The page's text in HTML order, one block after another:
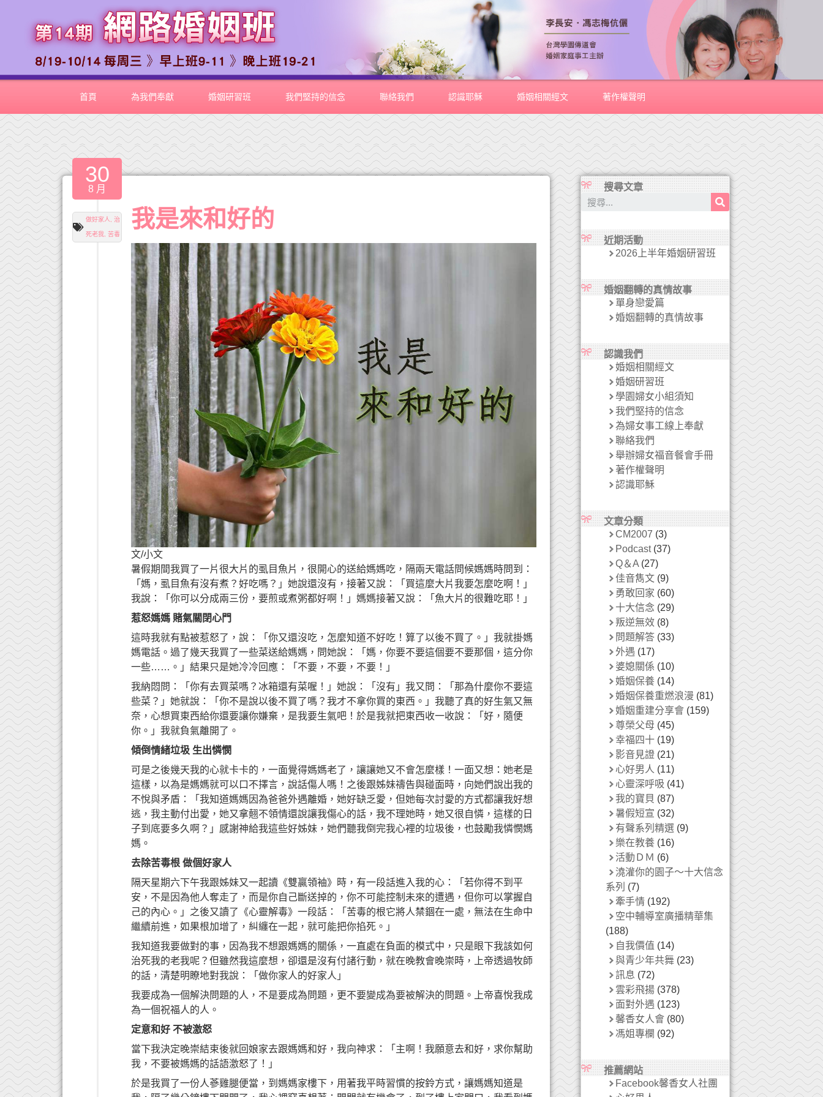
首頁 為我們奉獻 婚姻研習班 我們堅持的信念 聯絡我們 認識耶穌 婚姻相關經文 著作權聲明
30
8 月
做好家人 ,治
死老我 ,苦毒
我是來和好的
文/小文
暑假期間我買了一片很大片的虱目魚片，很開心的送給媽媽吃，隔兩天電話問候媽媽時問到：
「媽，虱目魚有沒有煮？好吃嗎？」她說還沒有，接著又說：「買這麼大片我要怎麼吃啊！」
我說：「你可以分成兩三份，要煎或煮粥都好啊！」媽媽接著又說：「魚大片的很難吃耶！」
惹怒媽媽 賭氣關閉心門
這時我就有點被惹怒了，說：「你又還沒吃，怎麼知道不好吃！算了以後不買了。」我就掛媽
媽電話。過了幾天我買了一些菜送給媽媽，問她說：「媽，你要不要這個要不要那個，這分你
一些……。」結果只是她冷冷回應：「不要，不要，不要！」
我納悶問：「你有去買菜嗎？冰箱還有菜喔！」她說：「沒有」我又問：「那為什麼你不要這
些菜？」她就說：「你不是說以後不買了嗎？我才不拿你買的東西。」我聽了真的好生氣又無
奈，心想買東西給你還要讓你嫌棄，是我要生氣吧！於是我就把東西收一收說：「好，隨便
你。」我就負氣離開了。
傾倒情緒垃圾 生出憐憫
可是之後幾天我的心就卡卡的，一面覺得媽媽老了，讓讓她又不會怎麼樣！一面又想：她老是
這樣，以為是媽媽就可以口不擇言，說話傷人嗎！之後跟姊妹禱告與碰面時，向她們說出我的
不悅與矛盾：「我知道媽媽因為爸爸外遇離婚，她好缺乏愛，但她每次討愛的方式都讓我好想
逃，我主動付出愛，她又拿翹不領情還說讓我傷心的話，我不理她時，她又很自憐，這樣的日
子到底要多久啊？」感謝神給我這些好姊妹，她們聽我倒完我心裡的垃圾後，也鼓勵我憐憫媽
媽。
去除苦毒根做個好家人
隔天星期六下午我跟姊妹又一起讀《雙贏領袖》時，有一段話進入我的心：「若你得不到平
安，不是因為他人奪走了，而是你自己斷送掉的，你不可能控制未來的遭遇，但你可以掌握自
己的內心。」之後又讀了《心靈解毒》一段話：「苦毒的根它將人禁錮在一處，無法在生命中
繼續前進，如果根加增了，糾纏在一起，就可能把你掐死。」
我知道我要做對的事，因為我不想跟媽媽的關係，一直處在負面的模式中，只是眼下我該如何
治死我的老我呢？但雖然我這麼想，卻還是沒有付諸行動，就在晚教會晚崇時，上帝透過牧師
的話，清楚明瞭地對我說：「做你家人的好家人」
我要成為一個解決問題的人，不是要成為問題，更不要變成為要被解決的問題。上帝喜悅我成
為一個祝福人的人。
定意和好不被激怒
當下我決定晚崇結束後就回娘家去跟媽媽和好，我向神求：「主啊！我願意去和好，求你幫助
我，不要被媽媽的話語激怒了！」
於是我買了一份人蔘雞腿便當，到媽媽家樓下，用著我平時習慣的按鈴方式，讓媽媽知道是
搜尋文章
近期活動
2026上半年婚姻研習班
婚姻翻轉的真情故事
單身戀愛篇
婚姻翻轉的真情故事
認識我們
婚姻相關經文
婚姻研習班
學園婦女小組須知
我們堅持的信念
為婦女事工線上奉獻
聯絡我們
舉辦婦女福音餐會手冊
著作權聲明
認識耶穌
文章分類
CM2007 (3)
Podcast(37)
Q＆A(27)
佳音雋文(9)
勇敢回家 (60)
十大信念 (29)
叛逆無效(8)
問題解答(33)
外遇 (17)
婆媳關係 (10)
婚姻保養(14)
婚姻保養重燃浪漫 (81)
婚姻重建分享會(159)
尊榮父母 (45)
幸福四十(19)
影音見證(21)
心好男人 (11)
心靈深呼吸 (41)
我的寶貝 (87)
暑假短宣 (32)
有聲系列精選(9)
樂在教養(16)
活動ＤＭ (6)
澆灌你的園子～十大信念
系列 (7)
牽手情(192)
空中輔導室廣播精華集
(188)
自我價值 (14)
與青少年共舞(23)
訊息 (72)
雲彩飛揚(378)
面對外遇 (123)
馨香女人會(80)
馮姐專欄 (92)
推薦網站
Facebook馨香女人社團